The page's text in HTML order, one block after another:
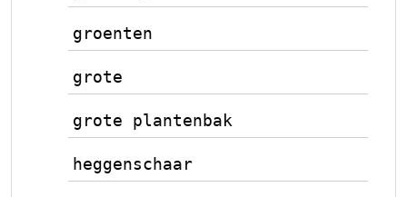
groenten
grote
grote plantenbak
heggenschaar